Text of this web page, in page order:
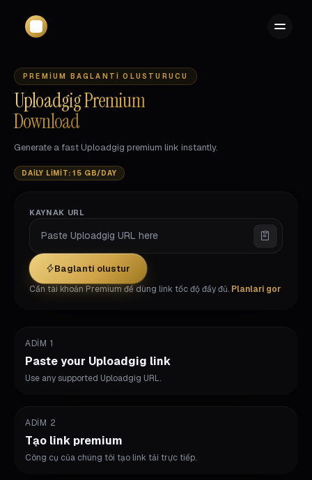
PREMIUM BAGLANTI OLUSTURUCU
Uploadgig Premium
Download
Generate a fast Uploadgig premium link instantly.
DAILY LIMIT: 15 GB/DAY
KAYNAK URL
Baglanti olustur
Cần tài khoản Premium để dùng link tốc độ đầy đủ. Planlari gor
ADIM 1
Paste your Uploadgig link
Use any supported Uploadgig URL.
ADIM 2
Tạo link premium
Công cụ của chúng tôi tạo link tải trực tiếp.